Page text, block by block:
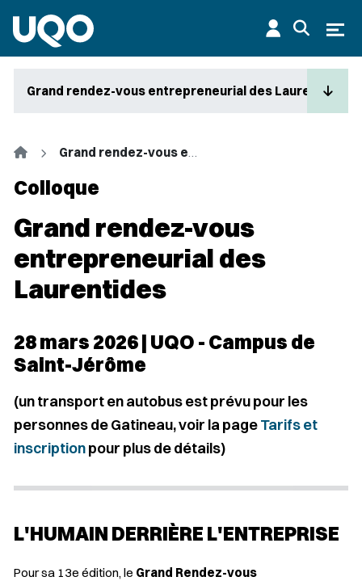
Grand rendez-vous entrepreneurial des Laurentides
Accueil Grand rendez-vous entrepreneurial des Laurentides
Colloque
Grand rendez-vous
entrepreneurial des
Laurentides
28 mars 2026 | UQO - Campus de
Saint-Jérôme
(un transport en autobus est prévu pour les
personnes de Gatineau, voir la pageTarifs et
inscriptionpour plus de détails)
L'HUMAIN DERRIÈRE L'ENTREPRISE
Pour sa 13e édition, le Grand Rendez-vous